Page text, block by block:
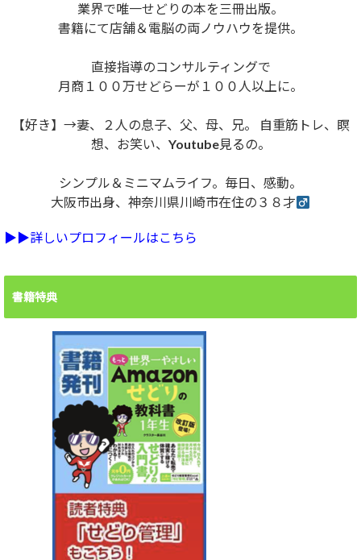
業界で唯一せどりの本を三冊出版。
書籍にて店舗＆電脳の両ノウハウを提供。
直接指導のコンサルティングで
月商１００万せどらーが１００人以上に。
【好き】→妻、２人の息子、父、母、兄。 自重筋トレ、瞑
想、お笑い、Youtube見るの。
シンプル＆ミニマムライフ。毎日、感動。
大阪市出身、神奈川県川崎市在住の３８才
▶︎▶︎詳しいプロフィールはこちら
書籍特典